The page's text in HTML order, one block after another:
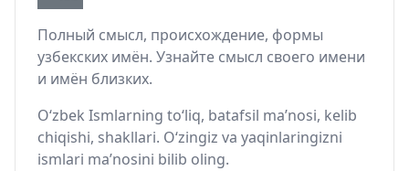
Полный смысл, происхождение, формы
узбекских имён. Узнайте смысл своего имени
и имён близких.
O‘zbek Ismlarning to‘liq, batafsil ma’nosi, kelib
chiqishi, shakllari. O‘zingiz va yaqinlaringizni
ismlari ma’nosini bilib oling.